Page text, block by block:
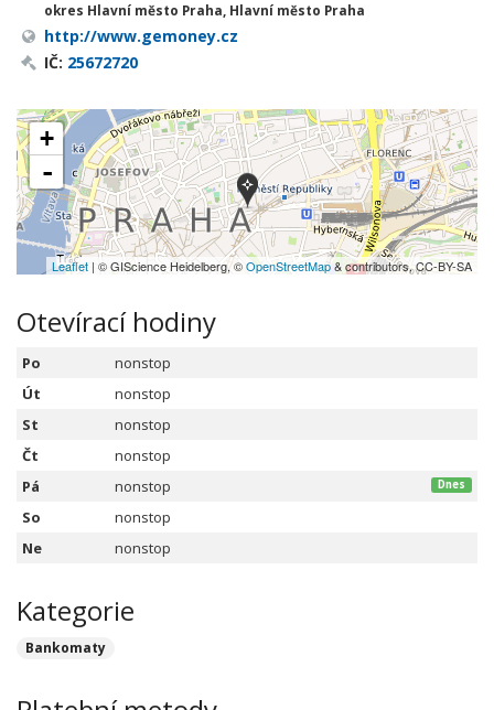
okres Hlavní město Praha, Hlavní město Praha
http://www.gemoney.cz
IČ: 25672720
+
-
Leaflet | © GIScience Heidelberg, ©OpenStreetMap& contributors, CC-BY-SA
Otevírací hodiny
Po
nonstop
Út
nonstop
St
nonstop
Čt
nonstop
Pá
nonstop Dnes
So
nonstop
Ne
nonstop
Kategorie
Bankomaty